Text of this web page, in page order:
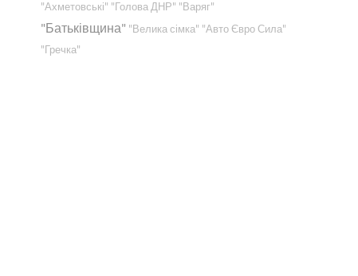
"Ахметовські" "Голова ДНР" "Варяг"
"Батьківщина" "Велика сімка" "Авто Євро Сила"
"Гречка"